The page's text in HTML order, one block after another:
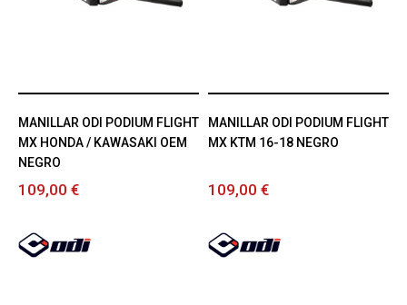
MANILLAR ODI PODIUM FLIGHT
MX HONDA / KAWASAKI OEM
NEGRO
109,00 €
MANILLAR ODI PODIUM FLIGHT
MX KTM 16-18 NEGRO
109,00 €